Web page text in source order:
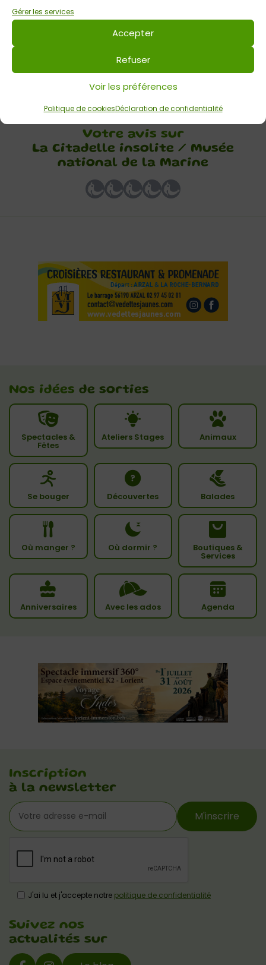
Gérer les services
Accepter
Refuser
Voir les préférences
Politique de cookiesDéclaration de confidentialité
5 août 2026 > 11 août 2026
Musée national de la Marine Tout public
Votre avis sur
La Citadelle insolite / Musée
national de la Marine
Nos idées de sorties
Spectacles &
Fêtes
Ateliers Stages Animaux
Se bouger Découvertes Balades
Où manger ? Où dormir ? Boutiques &
Services
Anniversaires Avec les ados Agenda
Inscription
à la newsletter
M'inscrire
J'ai lu et j'accepte notre politique de confidentialité
Suivez nos
actualités sur